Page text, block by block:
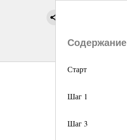
Содержание
Старт
Шаг 1
Шаг 3